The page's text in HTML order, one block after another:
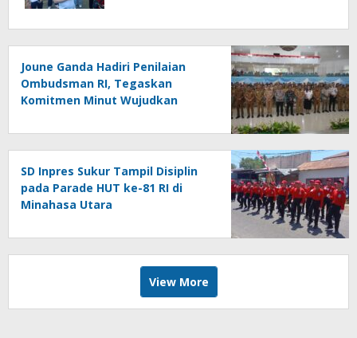
Joune Ganda Hadiri Penilaian
Ombudsman RI, Tegaskan
Komitmen Minut Wujudkan
SD Inpres Sukur Tampil Disiplin
pada Parade HUT ke-81 RI di
Minahasa Utara
View More